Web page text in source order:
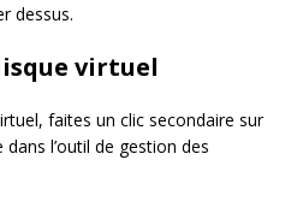
dessus.
virtuel
faites un clic secondaire sur
l’outil de gestion des